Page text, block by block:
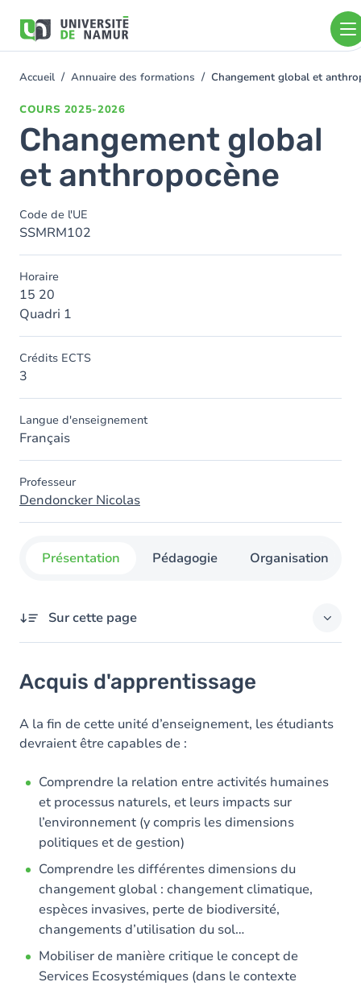
contenu
You
Accueil Annuaire des formations Changement global et
COURS 2025-2026
Changement global
et anthropocène
Code de l'UE
SSMRM102
Horaire
15 20
Quadri 1
Crédits ECTS
3
Langue d'enseignement
Français
Professeur
Dendoncker Nicolas
Présentation Pédagogie Organisation
Sur cette page
Contenu
Acquis d'apprentissage
A la fin de cette unité d’enseignement, les étudiants
devraient être capables de :
Comprendre la relation entre activités humaines
et processus naturels, et leurs impacts sur
l’environnement (y compris les dimensions
politiques et de gestion)
Comprendre les différentes dimensions du
changement global : changement climatique,
espèces invasives, perte de biodiversité,
changements d’utilisation du sol…
Mobiliser de manière critique le concept de
Services Ecosystémiques (dans le contexte